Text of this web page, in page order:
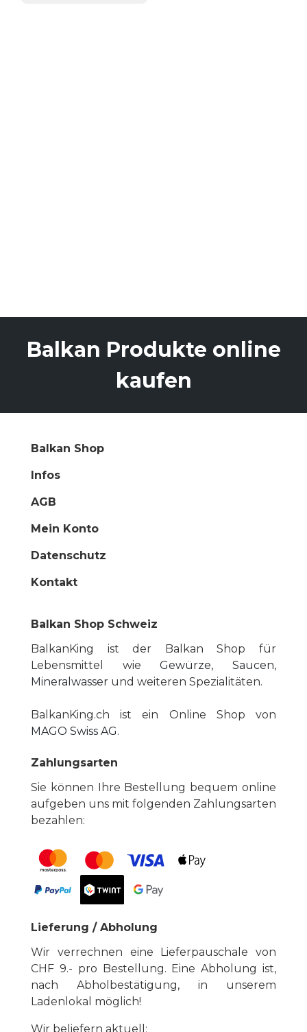
Balkan Produkte online
kaufen
Balkan Shop
Infos
AGB
Mein Konto
Datenschutz
Kontakt
Balkan Shop Schweiz
BalkanKing ist der Balkan Shop für
Lebensmittel wieGewürze, Saucen,
Mineralwasser und weiteren Spezialitäten.
BalkanKing.ch ist ein Online Shop von
MAGO Swiss AG.
Zahlungsarten
Sie können Ihre Bestellung bequem online
aufgeben uns mit folgenden Zahlungsarten
bezahlen:
Lieferung / Abholung
Wir verrechnen eine Lieferpauschale von
CHF 9.- pro Bestellung. Eine Abholung ist,
nach Abholbestätigung, in unserem
Ladenlokal möglich!
Wir beliefern aktuell: